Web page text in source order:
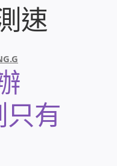
速
有